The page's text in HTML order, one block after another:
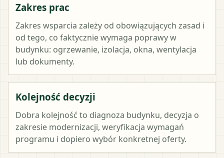
Zakres prac
Zakres wsparcia zależy od obowiązujących zasad i
od tego, co faktycznie wymaga poprawy w
budynku: ogrzewanie, izolacja, okna, wentylacja
lub dokumenty.
Kolejność decyzji
Dobra kolejność to diagnoza budynku, decyzja o
zakresie modernizacji, weryfikacja wymagań
programu i dopiero wybór konkretnej oferty.